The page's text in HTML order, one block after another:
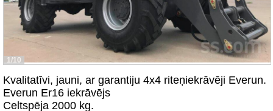
1/10
Kvalitatīvi, jauni, ar garantiju 4x4 riteņiekrāvēji Everun.
Everun Er16 iekrāvējs
Celtspēja 2000 kg.